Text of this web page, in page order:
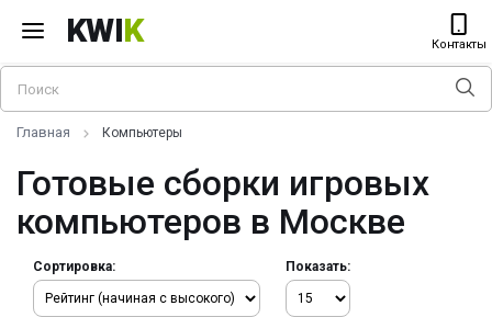
KWIK Контакты
Главная Компьютеры
Готовые сборки игровых
компьютеров в Москве
Сортировка: Показать: